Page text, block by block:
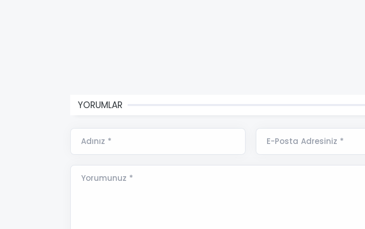
YORUMLAR
Adınız * E-Posta Adresiniz *
Yorumunuz *